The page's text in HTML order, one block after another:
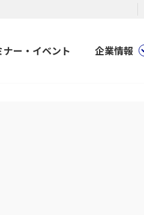
ナー・イベント 企業情報